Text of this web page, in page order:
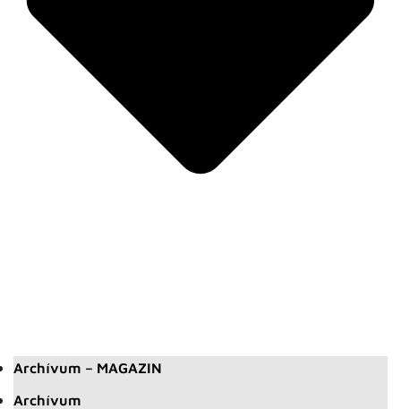
Archívum – MAGAZIN
Archívum